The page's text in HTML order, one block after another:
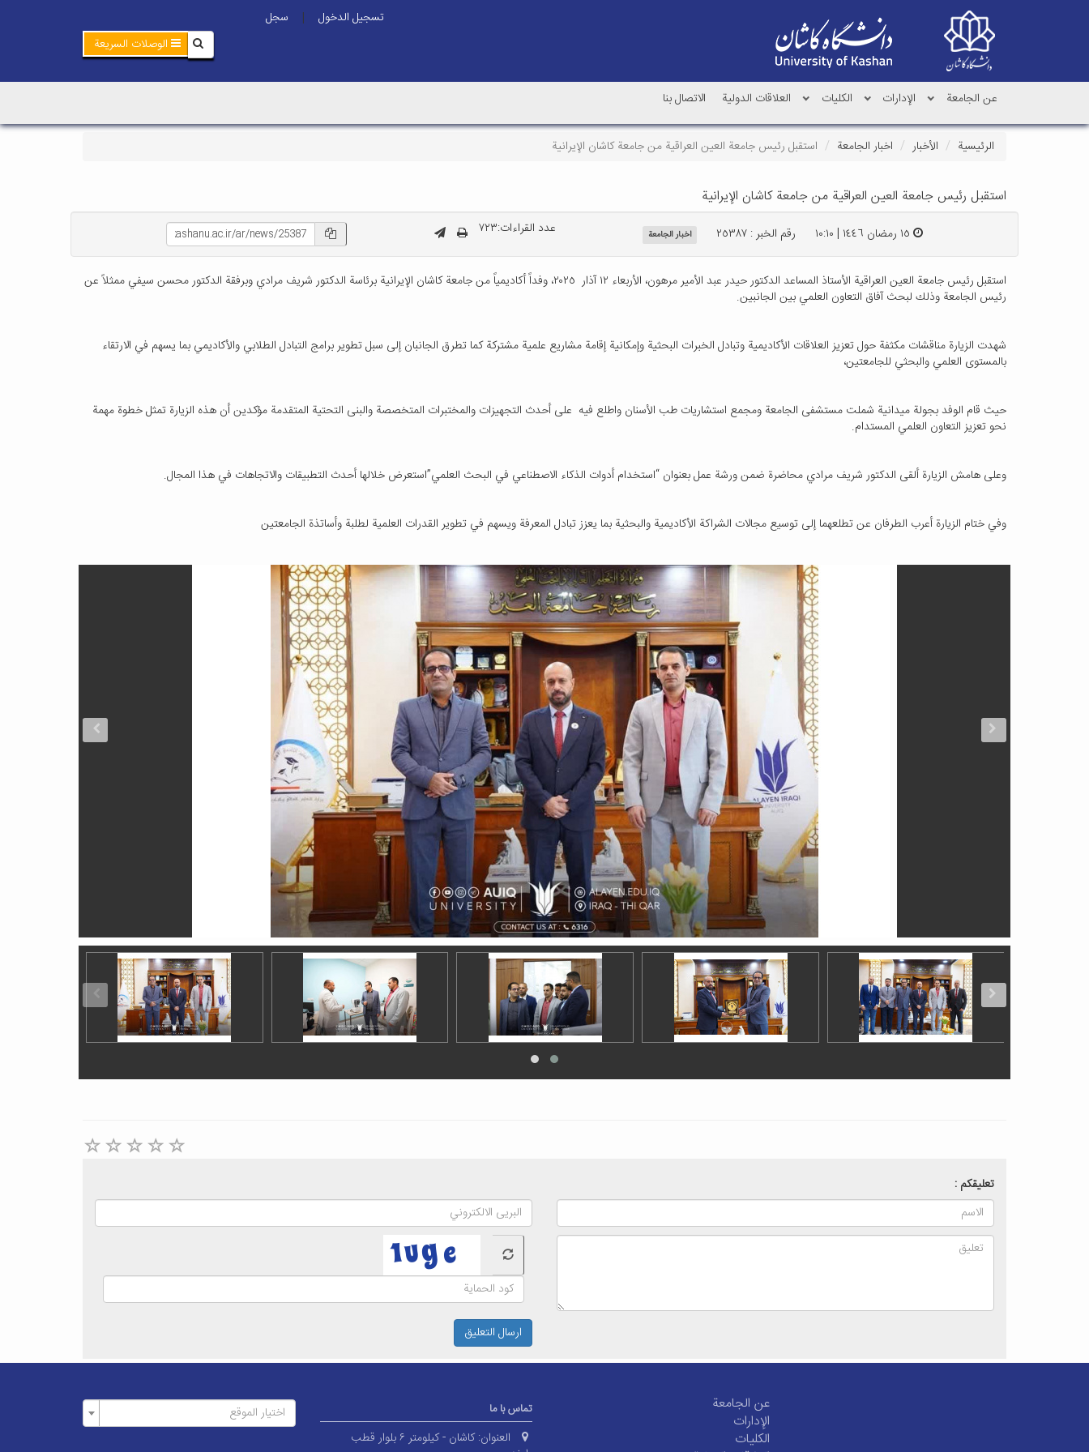
تسجيل الدخول |
سجل
الوصلات السريعة
عن الجامعة الإدارات الکلیات العلاقات الدولية الاتصال بنا
الرئيسية الأخبار اخبار الجامعة استقبل رئيس جامعة العين العراقية من جامعة كاشان الإيرانية
استقبل رئيس جامعة العين العراقية من جامعة كاشان الإيرانية
رقم الخبر : ٢٥٣٨۷ اخبار الجامعة عدد القراءات:۷٢٣
استقبل رئيس جامعة العين العراقية الأستاذ المساعد الدكتور حيدر عبد الأمير مرهون، الأربعاء ١٢ آذار ٢٠٢٥، وفداً أكاديمياً من جامعة كاشان الإيرانية برئاسة الدكتور شريف مرادي وبرفقة الدكتور محسن سيفي ممثلاً عن
رئيس الجامعة وذلك لبحث آفاق التعاون العلمي بين الجانبين.
شهدت الزيارة مناقشات مكثفة حول تعزيز العلاقات الأكاديمية وتبادل الخبرات البحثية وإمكانية إقامة مشاريع علمية مشتركة كما تطرق الجانبان إلى سبل تطوير برامج التبادل الطلابي والأكاديمي بما يسهم في الارتقاء
بالمستوى العلمي والبحثي للجامعتين،
حيث قام الوفد بجولة ميدانية شملت مستشفى الجامعة ومجمع استشاريات طب الأسنان واطلع فيه على أحدث التجهيزات والمختبرات المتخصصة والبنى التحتية المتقدمة مؤكدين أن هذه الزيارة تمثل خطوة مهمة
نحو تعزيز التعاون العلمي المستدام.
وعلى هامش الزيارة ألقى الدكتور شريف مرادي محاضرة ضمن ورشة عمل بعنوان “استخدام أدوات الذكاء الاصطناعي في البحث العلمي”استعرض خلالها أحدث التطبيقات والاتجاهات في هذا المجال.
وفي ختام الزيارة أعرب الطرفان عن تطلعهما إلى توسيع مجالات الشراكة الأكاديمية والبحثية بما يعزز تبادل المعرفة ويسهم في تطوير القدرات العلمية لطلبة وأساتذة الجامعتين
تعليقكم :
ارسال التعليق
عن الجامعة
الإدارات
الکلیات
تماس با ما
العنوان:
کاشان - کیلومتر ۶ بلوار قطب
اختيار الموقع